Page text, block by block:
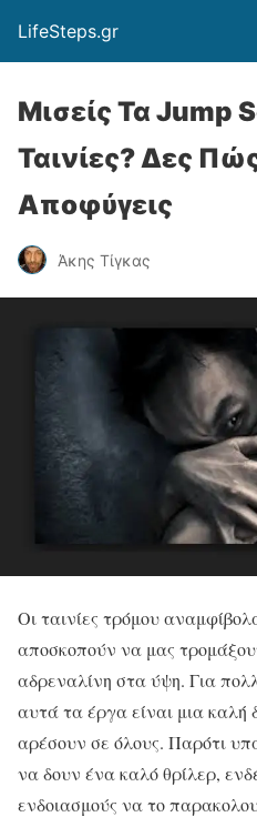
LifeSteps.gr
Μισείς Τα Jump
Ταινίες? Δες
Αποφύγεις
Άκης Τίγκας
Οι ταινίες τρόμου
αποσκοπούν να μας
αδρεναλίνη στα ύψη. Για
αυτά τα έργα είναι μια καλή
αρέσουν σε όλους. Παρότι
να δουν ένα καλό θρίλερ,
ενδοιασμούς να το